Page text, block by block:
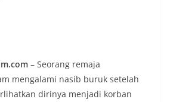
– Seorang remaja
mengalami nasib buruk setelah
dirinya menjadi korban